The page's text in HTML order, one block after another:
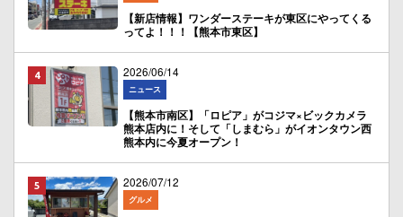
【新店情報】ワンダーステーキが東区にやってくる
ってよ！！！【熊本市東区】
2026/06/14
ニュース
【熊本市南区】「ロピア」がコジマ×ビックカメラ
熊本店内に！そして「しまむら」がイオンタウン西
熊本内に今夏オープン！
2026/07/12
グルメ